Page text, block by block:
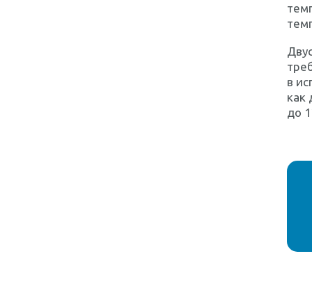
в
как
до